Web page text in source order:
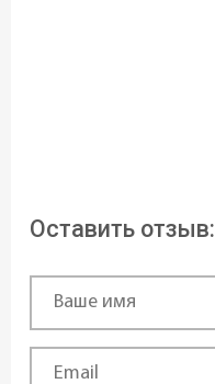
Оставить отзыв: